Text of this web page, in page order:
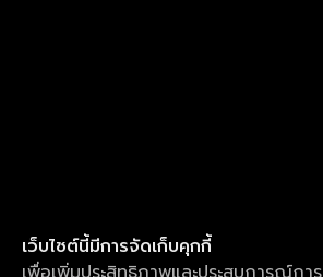
เว็บไซต์นี้มีการจัดเก็บคุกกี้